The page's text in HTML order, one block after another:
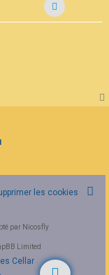
les cookies
par Nicosfly
Limited
Cellar